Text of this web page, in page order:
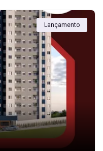
Lançamento